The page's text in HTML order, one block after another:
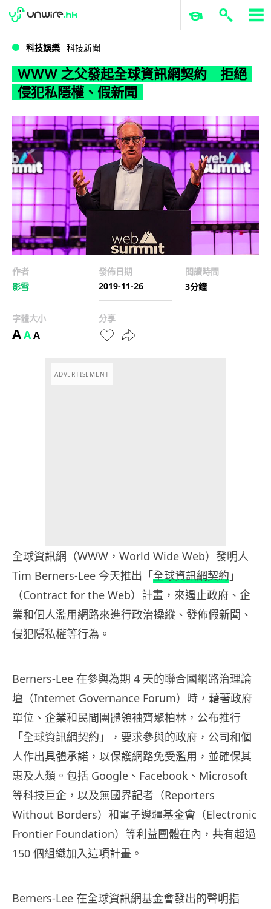
WWDC 2026 ERP 與商業 AI
科技娛樂 科技新聞
WWW 之父發起全球資訊網契約 拒絕
侵犯私隱權、假新聞
作者
影雪
發佈日期
2019-11-26
閱讀時間
3分鐘
字體大小
AAA
分享
ADVERTISEMENT
全球資訊網（WWW，World Wide Web）發明人
Tim Berners-Lee 今天推出「全球資訊網契約 」
（Contract for the Web）計畫，來遏止政府、企
業和個人濫用網路來進行政治操縱、發佈假新聞、
侵犯隱私權等行為。
Berners-Lee 在參與為期 4 天的聯合國網路治理論
壇（Internet Governance Forum）時，藉著政府
單位、企業和民間團體領袖齊聚柏林，公布推行
「全球資訊網契約」，要求參與的政府，公司和個
人作出具體承諾，以保護網路免受濫用，並確保其
惠及人類。包括 Google、Facebook、Microsoft
等科技巨企，以及無國界記者（Reporters
Without Borders）和電子邊疆基金會（Electronic
Frontier Foundation）等利益團體在內，共有超過
150 個組織加入這項計畫。
Berners-Lee 在全球資訊網基金會發出的聲明指